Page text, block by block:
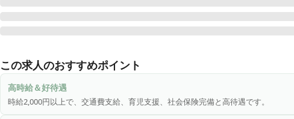
平日のお昼は生活介護として高卒～60歳までの障害をお持ちの方、平日
以降と土曜日は学校終わりの小学生～高校生のサポートをおこなってい
子育て経験がある方や、お子様が好きな方大歓迎◎
この求人のおすすめポイント
高時給＆好待遇
時給2,000円以上で、交通費支給、育児支援、社会保険完備と高待遇です。